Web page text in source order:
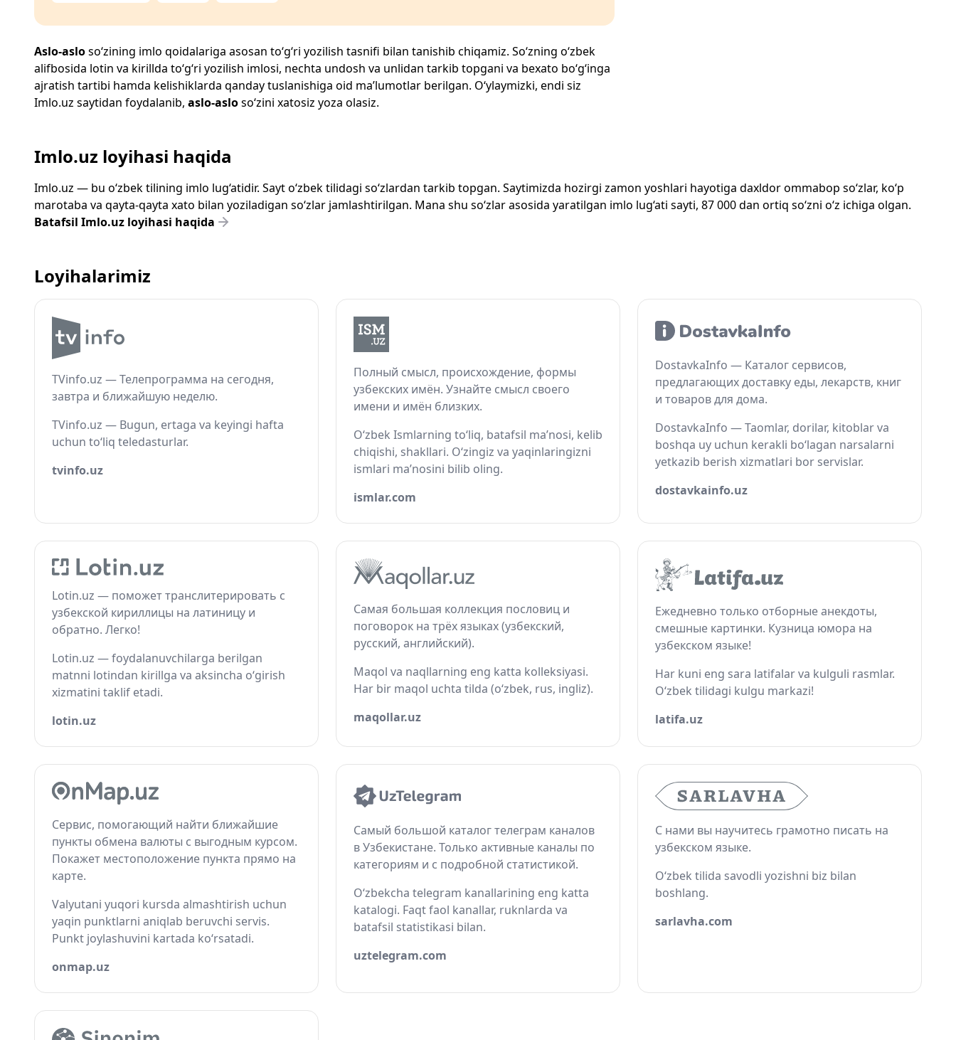
Aslo-asloso‘zining imlo qoidalariga asosan to‘g‘ri yozilish tasnifi bilan tanishib chiqamiz. So‘zning o‘zbek
alifbosida lotin va kirillda to‘g‘ri yozilish imlosi, nechta undosh va unlidan tarkib topgani va bexato bo‘g‘inga
ajratish tartibi hamda kelishiklarda qanday tuslanishiga oid ma’lumotlar berilgan. O‘ylaymizki, endi siz
Imlo.uz saytidan foydalanib, aslo-asloso‘zini xatosiz yoza olasiz.
Imlo.uz loyihasi haqida
Imlo.uz — bu o‘zbek tilining imlo lug‘atidir. Sayt o‘zbek tilidagi so‘zlardan tarkib topgan. Saytimizda hozirgi zamon yoshlari hayotiga daxldor ommabop so‘zlar, ko‘p
marotaba va qayta-qayta xato bilan yoziladigan so‘zlar jamlashtirilgan. Mana shu so‘zlar asosida yaratilgan imlo lug‘ati sayti, 87 000 dan ortiq so‘zni o‘z ichiga olgan.
Batafsil Imlo.uz loyihasi haqida
Loyihalarimiz
TVinfo.uz — Телепрограмма на сегодня,
завтра и ближайшую неделю.
TVinfo.uz — Bugun, ertaga va keyingi hafta
uchun to‘liq teledasturlar.
tvinfo.uz
Полный смысл, происхождение, формы
узбекских имён. Узнайте смысл своего
имени и имён близких.
O‘zbek Ismlarning to‘liq, batafsil ma’nosi, kelib
chiqishi, shakllari. O‘zingiz va yaqinlaringizni
ismlari ma’nosini bilib oling.
ismlar.com
DostavkaInfo — Каталог сервисов,
предлагающих доставку еды, лекарств, книг
и товаров для дома.
DostavkaInfo — Taomlar, dorilar, kitoblar va
boshqa uy uchun kerakli bo‘lagan narsalarni
yetkazib berish xizmatlari bor servislar.
dostavkainfo.uz
Lotin.uz — поможет транслитерировать с
узбекской кириллицы на латиницу и
обратно. Легко!
Lotin.uz — foydalanuvchilarga berilgan
matnni lotindan kirillga va aksincha o‘girish
xizmatini taklif etadi.
lotin.uz
Самая большая коллекция пословиц и
поговорок на трёх языках (узбекский,
русский, английский).
Maqol va naqllarning eng katta kolleksiyasi.
Har bir maqol uchta tilda (o‘zbek, rus, ingliz).
maqollar.uz
Ежедневно только отборные анекдоты,
смешные картинки. Кузница юмора на
узбекском языке!
Har kuni eng sara latifalar va kulguli rasmlar.
O‘zbek tilidagi kulgu markazi!
latifa.uz
Сервис, помогающий найти ближайшие
пункты обмена валюты с выгодным курсом.
Покажет местоположение пункта прямо на
карте.
Valyutani yuqori kursda almashtirish uchun
yaqin punktlarni aniqlab beruvchi servis.
Punkt joylashuvini kartada ko‘rsatadi.
onmap.uz
Самый большой каталог телеграм каналов
в Узбекистане. Только активные каналы по
категориям и с подробной статистикой.
O‘zbekcha telegram kanallarining eng katta
katalogi. Faqt faol kanallar, ruknlarda va
batafsil statistikasi bilan.
uztelegram.com
С нами вы научитесь грамотно писать на
узбекском языке.
O‘zbek tilida savodli yozishni biz bilan
boshlang.
sarlavha.com